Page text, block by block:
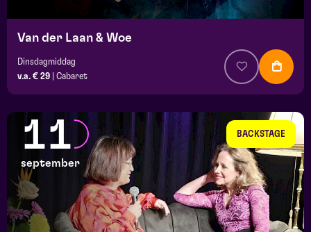
Van der Laan & Woe
Dinsdagmiddag
v.a. € 29
Cabaret
BACKSTAGE
11
september